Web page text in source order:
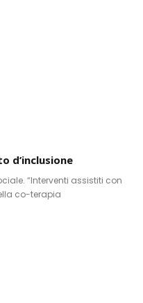
d’inclusione
“Interventi assistiti con
co-terapia